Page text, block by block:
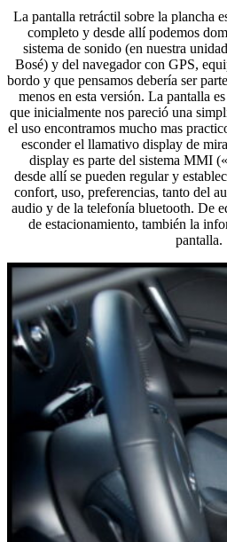
La pantalla retráctil sobre la plancha
completo y desde allí podemos
sistema de sonido (en nuestra
Bosé) y del navegador con GPS,
bordo y que pensamos debería ser
menos en esta versión. La pantalla
que inicialmente nos pareció una
el uso encontramos mucho mas
esconder el llamativo display de
display es parte del sistema MMI
desde allí se pueden regular y
confort, uso, preferencias, tanto del
audio y de la telefonía bluetooth. De
de estacionamiento, también la
pantalla.